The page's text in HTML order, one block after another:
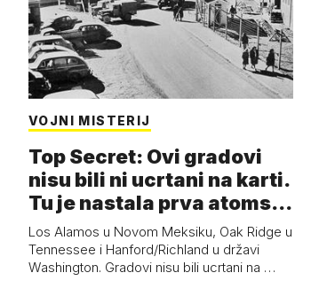
VOJNI MISTERIJ
Top Secret: Ovi gradovi
nisu bili ni ucrtani na karti.
Tu je nastala prva atoms…
Los Alamos u Novom Meksiku, Oak Ridge u
Tennessee i Hanford/Richland u državi
Washington. Gradovi nisu bili ucrtani na …